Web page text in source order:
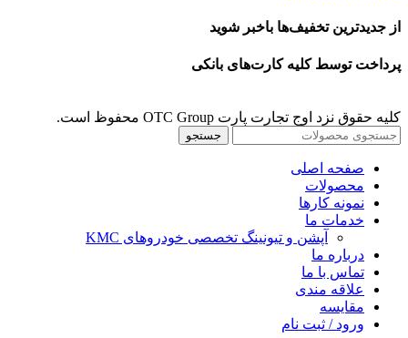
از جدیدترین تخفیف‌ها باخبر شوید
پرداخت توسط کلیه کارت‌های بانکی
کلیه حقوق نزد اوج تجارت پارت OTC Group محفوظ است.
جستجو
صفحه اصلی
محصولات
نمونه کارها
خدمات ما
آپشن و تیونینگ تخصصی خودروهای KMC
درباره ما
تماس با ما
علاقه مندی
مقايسه
ورود / ثبت نام